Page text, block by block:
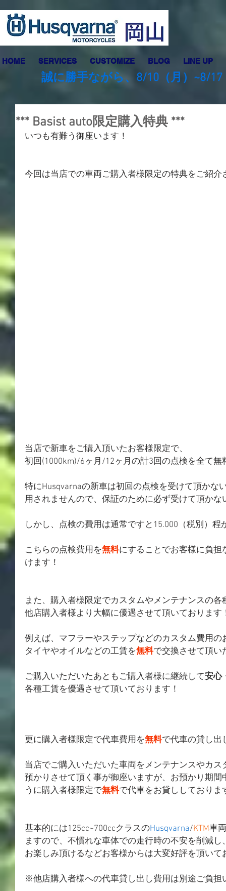
HOME SERVICES CUSTOMIZE BLOG LINE UP
誠に勝手ながら、8/10（月）~8/
*** Basist auto限定購入特典 ***
いつも有難う御座います！
今回は当店での車両ご購入者様限定の特典をご紹介
当店で新車をご購入頂いたお客様限定で、
初回(1000km)/6ヶ月/12ヶ月の計3回の点検を全て無
特にHusqvarnaの新車は初回の点検を受けて頂かな
用されませんので、保証のために必ず受けて頂かな
しかし、点検の費用は通常ですと15.000（税別）程
こちらの点検費用を無料にすることでお客様に負
けます！
また、購入者様限定でカスタムやメンテナンスの各
他店購入者様より大幅に優遇させて頂いております
例えば、マフラーやステップなどのカスタム費用
タイヤやオイルなどの工賃を無料で交換させて頂い
ご購入いただいたあともご購入者様に継続して安心
各種工賃を優遇させて頂いております！
更に購入者様限定で代車費用を無料で代車の貸し出
当店でご購入いただいた車両をメンテナンスやカ
預かりさせて頂く事が御座いますが、お預かり期
うに購入者様限定で無料で代車をお貸ししておりま
基本的には125cc~700ccクラスのHusqvarna/KTM車
ますので、不慣れな車体での走行時の不安を削減
お楽しみ頂けるなどお客様からは大変好評を頂いて
※他店購入者様への代車貸し出し費用は別途ご負